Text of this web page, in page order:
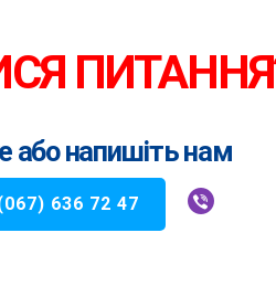
або напишіть нам
636 72 47